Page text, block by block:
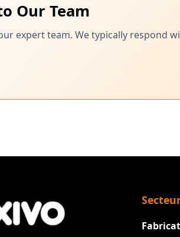
Our Team
expert team. We typically respond